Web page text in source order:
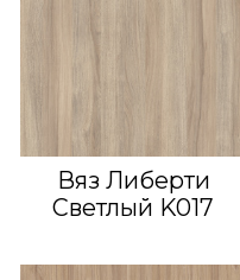
Вяз Либерти
Светлый K017